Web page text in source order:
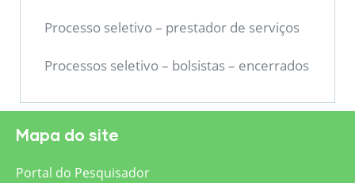
Processo seletivo – prestador de serviços
Processos seletivo – bolsistas – encerrados
Mapa do site
Portal do Pesquisador